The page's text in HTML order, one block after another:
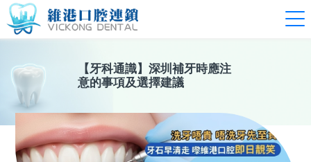
【 牙科通識】 深圳補牙時應注
意的事項及選擇建議